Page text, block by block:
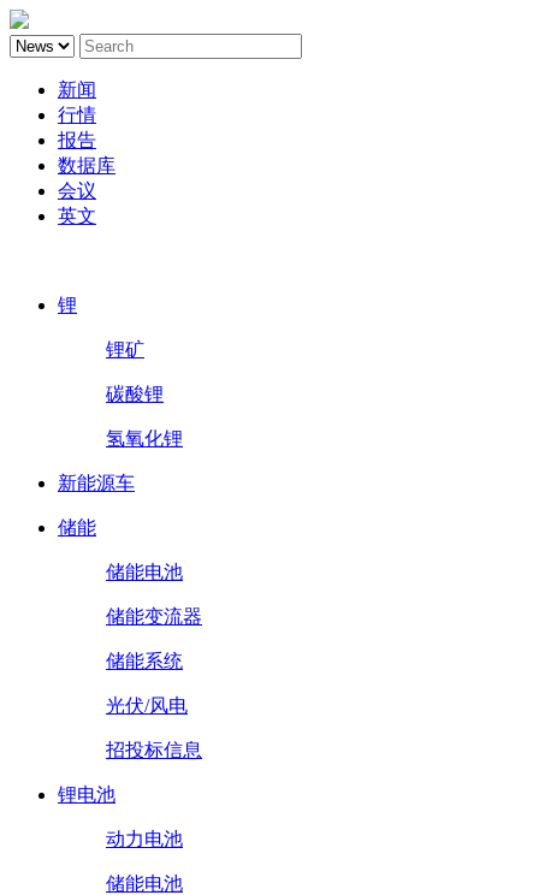
新闻
行情
报告
数据库
会议
英文
锂
锂矿
碳酸锂
氢氧化锂
新能源车
储能
储能电池
储能变流器
储能系统
光伏/风电
招投标信息
锂电池
动力电池
储能电池